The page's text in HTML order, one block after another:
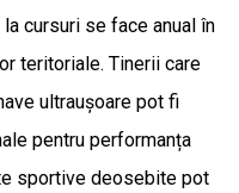
cursuri se face anual în
teritoriale. Tinerii care
ultraușoare pot fi
pentru performanța
sportive deosebite pot